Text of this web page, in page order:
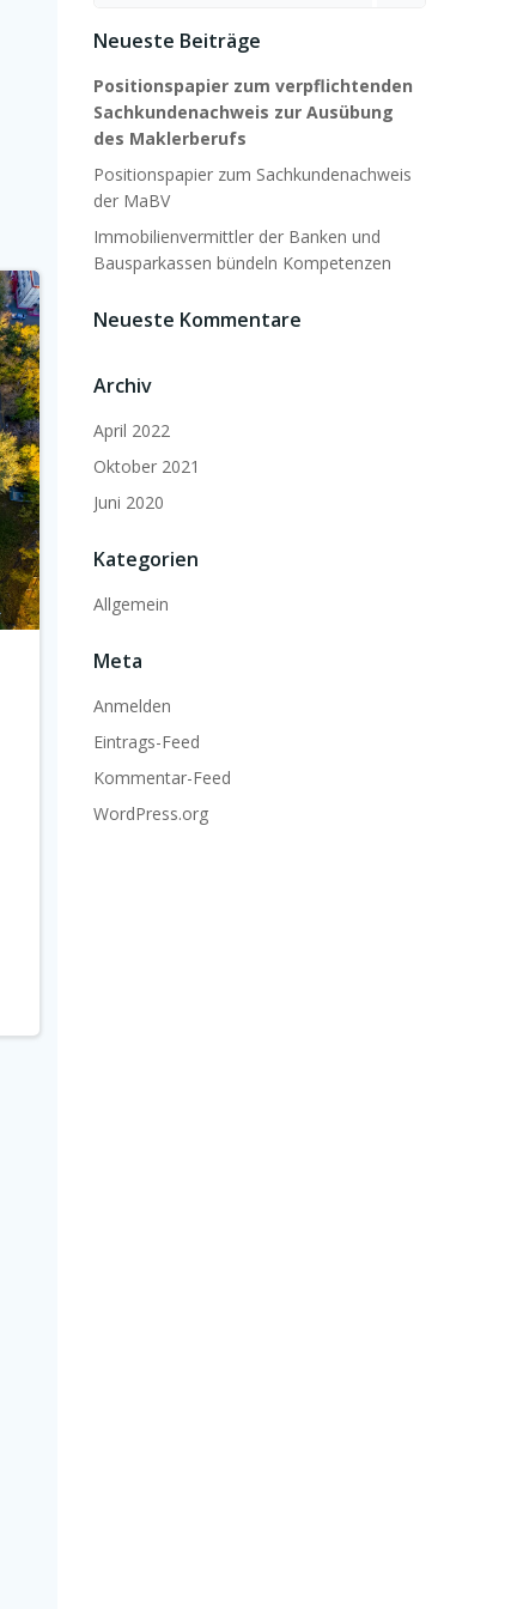
Neueste Beiträge
Positionspapier zum verpflichtenden
Sachkundenachweis zur Ausübung
des Maklerberufs
Positionspapier zum Sachkundenachweis
der MaBV
Immobilienvermittler der Banken und
Bausparkassen bündeln Kompetenzen
Neueste Kommentare
Archiv
April 2022
Oktober 2021
Juni 2020
Kategorien
Allgemein
Meta
Anmelden
Eintrags-Feed
Kommentar-Feed
WordPress.org